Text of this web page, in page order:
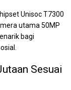
Unisoc T7300
utama 50MP
bagi
Sesuai